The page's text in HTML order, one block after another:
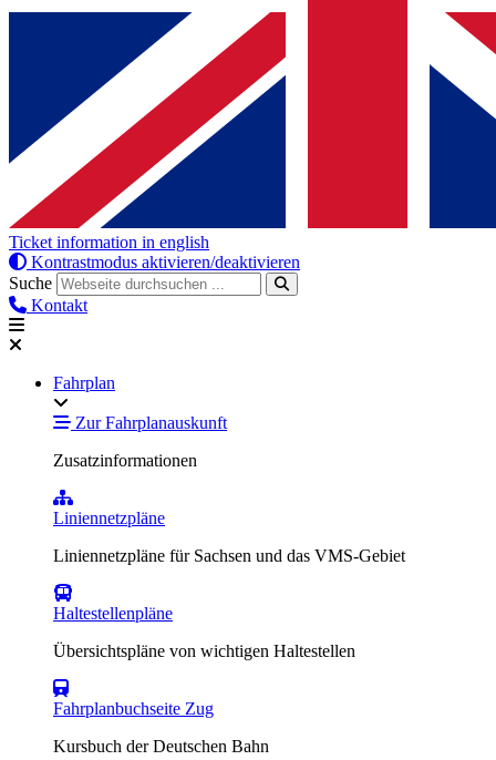
Ticket information in english
Kontrastmodus aktivieren/deaktivieren
Suche
Kontakt
Fahrplan
Zur Fahrplanauskunft
Zusatzinformationen
Liniennetzpläne
Liniennetzpläne für Sachsen und das VMS-Gebiet
Haltestellenpläne
Übersichtspläne von wichtigen Haltestellen
Fahrplanbuchseite Zug
Kursbuch der Deutschen Bahn